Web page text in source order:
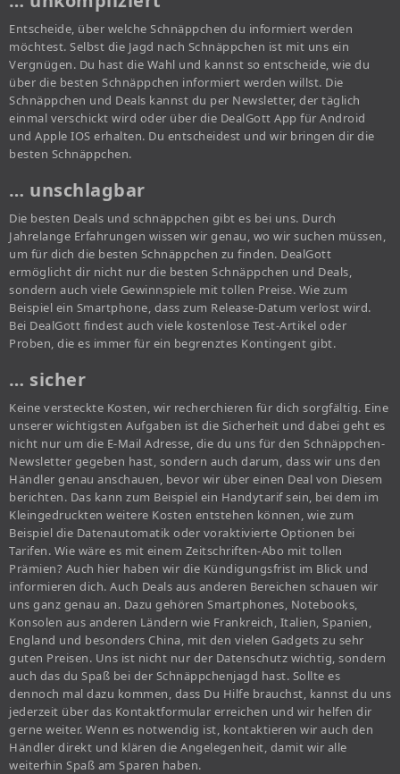
Entscheide, über welche Schnäppchen du informiert werden
möchtest. Selbst die Jagd nach Schnäppchen ist mit uns ein
Vergnügen. Du hast die Wahl und kannst so entscheide, wie du
über die besten Schnäppchen informiert werden willst. Die
Schnäppchen und Deals kannst du per Newsletter, der täglich
einmal verschickt wird oder über die DealGott App für Android
und Apple IOS erhalten. Du entscheidest und wir bringen dir die
besten Schnäppchen.
… unschlagbar
Die besten Deals und schnäppchen gibt es bei uns. Durch
Jahrelange Erfahrungen wissen wir genau, wo wir suchen müssen,
um für dich die besten Schnäppchen zu finden. DealGott
ermöglicht dir nicht nur die besten Schnäppchen und Deals,
sondern auch viele Gewinnspiele mit tollen Preise. Wie zum
Beispiel ein Smartphone, dass zum Release-Datum verlost wird.
Bei DealGott findest auch viele kostenlose Test-Artikel oder
Proben, die es immer für ein begrenztes Kontingent gibt.
… sicher
Keine versteckte Kosten, wir recherchieren für dich sorgfältig. Eine
unserer wichtigsten Aufgaben ist die Sicherheit und dabei geht es
nicht nur um die E-Mail Adresse, die du uns für den Schnäppchen-
Newsletter gegeben hast, sondern auch darum, dass wir uns den
Händler genau anschauen, bevor wir über einen Deal von Diesem
berichten. Das kann zum Beispiel ein Handytarif sein, bei dem im
Kleingedruckten weitere Kosten entstehen können, wie zum
Beispiel die Datenautomatik oder voraktivierte Optionen bei
Tarifen. Wie wäre es mit einem Zeitschriften-Abo mit tollen
Prämien? Auch hier haben wir die Kündigungsfrist im Blick und
informieren dich. Auch Deals aus anderen Bereichen schauen wir
uns ganz genau an. Dazu gehören Smartphones, Notebooks,
Konsolen aus anderen Ländern wie Frankreich, Italien, Spanien,
England und besonders China, mit den vielen Gadgets zu sehr
guten Preisen. Uns ist nicht nur der Datenschutz wichtig, sondern
auch das du Spaß bei der Schnäppchenjagd hast. Sollte es
dennoch mal dazu kommen, dass Du Hilfe brauchst, kannst du uns
jederzeit über das Kontaktformular erreichen und wir helfen dir
gerne weiter. Wenn es notwendig ist, kontaktieren wir auch den
Händler direkt und klären die Angelegenheit, damit wir alle
weiterhin Spaß am Sparen haben.